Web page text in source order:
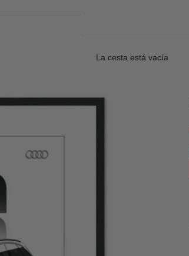
La cesta está vacía